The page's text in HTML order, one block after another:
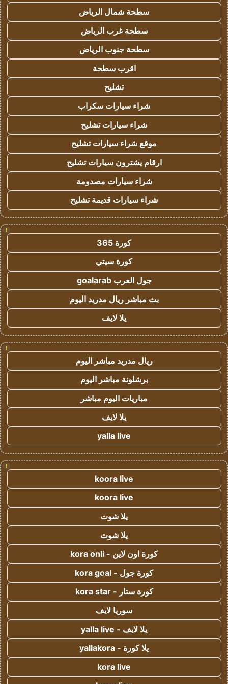
سطحة شمال الرياض
سطحة غرب الرياض
سطحة جنوب الرياض
اقرب سطحة
تشليح
شراء سيارات سكراب
شراء سيارات تشليح
موقع شراء سيارات تشليح
ارقام يشترون سيارات تشليح
شراء سيارات مصدومة
شراء سيارات قديمة تشليح
!
كورة 365
كورة سيتي
جول العرب goalarab
بث مباشر ريال مدريد اليوم
يلا لايف
!
ريال مدريد مباشر اليوم
برشلونة مباشر اليوم
مباريات اليوم مباشر
يلا لايف
yalla live
!
koora live
koora live
يلا شوت
يلا شوت
كورة اون لاين - kora onli
كورة جول - kora goal
كورة ستار - kora star
سوريا لايف
يلا لايف - yalla live
يلا كورة - yallakora
kora live